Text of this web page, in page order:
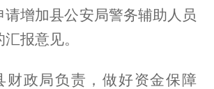
请增加县公安局警务辅助人员
报意见。
财政局负责，做好资金保障